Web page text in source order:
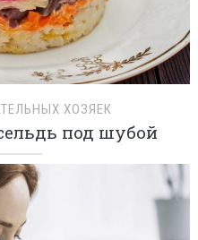
ХОЗЯЕК
под шубой